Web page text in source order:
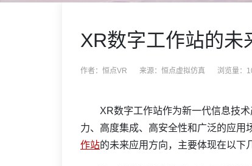
XR数字工作站的未
作者：恒点VR 来源： 恒点虚拟仿真 浏览量：
XR数字工作站作为新一代信息技术
力、高度集成、高安全性和广泛的应用
作站的未来应用方向，主要体现在以下